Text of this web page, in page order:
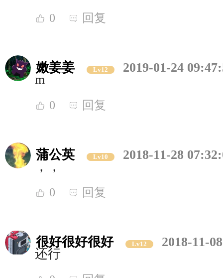
0 回复
嫩姜姜 Lv12
2019-01-24
m
0 回复
蒲公英 Lv10
2018-11-28
，，
0 回复
很好很好很好 Lv12
2018-11-
还行